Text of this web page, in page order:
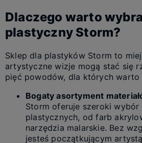
Dlaczego warto
plastyczny Storm?
Sklep dla plastyków Storm to
artystyczne wizje mogą stać się
pięć powodów, dla których
Bogaty asortyment
Storm oferuje szeroki wybór
plastycznych, od farb
narzędzia malarskie. Bez
jesteś początkującym